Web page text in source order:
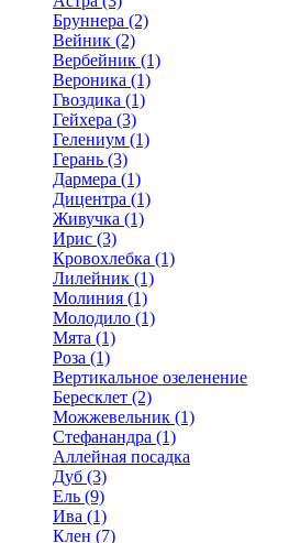
Бруннера (2)
Вейник (2)
Вербейник (1)
Вероника (1)
Гвоздика (1)
Гейхера (3)
Гелениум (1)
Герань (3)
Дармера (1)
Дицентра (1)
Живучка (1)
Ирис (3)
Кровохлебка (1)
Лилейник (1)
Молиния (1)
Молодило (1)
Мята (1)
Роза (1)
Вертикальное озеленение
Бересклет (2)
Можжевельник (1)
Стефанандра (1)
Аллейная посадка
Дуб (3)
Ель (9)
Ива (1)
Клен (7)